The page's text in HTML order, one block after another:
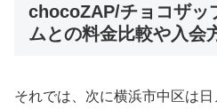
chocoZAP/チョコザッ
ムとの料金比較や入会
それでは、次に横浜市中区は